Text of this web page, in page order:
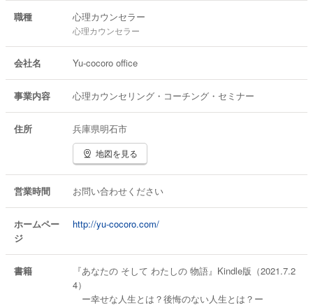
職種 心理カウンセラー
心理カウンセラー
会社名 Yu-cocoro office
事業内容 心理カウンセリング・コーチング・セミナー
住所 兵庫県明石市
地図を見る
営業時間 お問い合わせください
ホームペー
ジ
http://yu-cocoro.com/
書籍
『あなたの そして わたしの 物語』Kindle版（2021.7.2
4）
ー幸せな人生とは？後悔のない人生とは？ー